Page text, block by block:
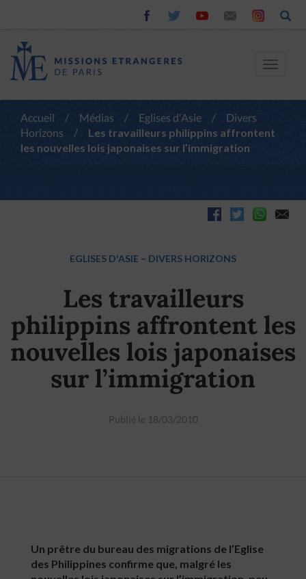
Toggle
Accueil / Médias / Eglises d'Asie /
Divers
Horizons
/
Les travailleurs philippins affrontent
les nouvelles lois japonaises sur l’immigration
EGLISES D'ASIE – DIVERS HORIZONS
Les travailleurs
philippins affrontent les
nouvelles lois japonaises
sur l’immigration
Publié le 18/03/2010
Un prêtre du bureau des migrations de l’Eglise
des Philippines confirme que, malgré les